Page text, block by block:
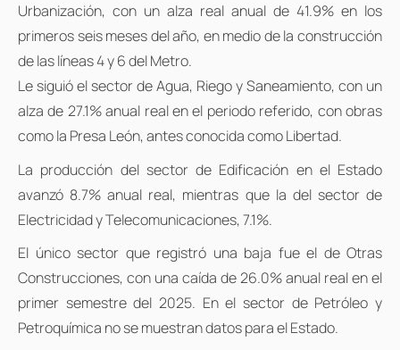
Urbanización, con un alza real anual de 41.9% en los
primeros seis meses del año, en medio de la construcción
de las líneas 4 y 6 del Metro.
Le siguió el sector de Agua, Riego y Saneamiento, con un
alza de 27.1% anual real en el periodo referido, con obras
como la Presa León, antes conocida como Libertad.
La producción del sector de Edificación en el Estado
avanzó 8.7% anual real, mientras que la del sector de
Electricidad y Telecomunicaciones, 7.1%.
El único sector que registró una baja fue el de Otras
Construcciones, con una caída de 26.0% anual real en el
primer semestre del 2025. En el sector de Petróleo y
Petroquímica no se muestran datos para el Estado.